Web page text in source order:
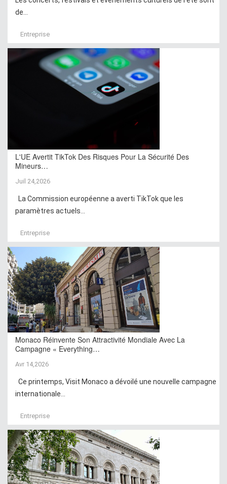
de...
Entreprise
L'UE Avertit TikTok Des Risques Pour La Sécurité Des
Mineurs…
Juil 24,2026
La Commission européenne a averti TikTok que les
paramètres actuels...
Entreprise
Monaco Réinvente Son Attractivité Mondiale Avec La
Campagne « Everything…
Avr 14,2026
Ce printemps, Visit Monaco a dévoilé une nouvelle campagne
internationale...
Entreprise